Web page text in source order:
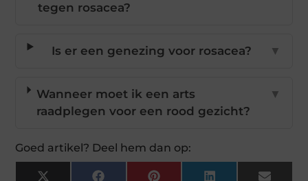
tegen rosacea?
Is er een genezing voor rosacea? ▼
Wanneer moet ik een arts
raadplegen voor een rood gezicht?
▼
Goed artikel? Deel hem dan op: